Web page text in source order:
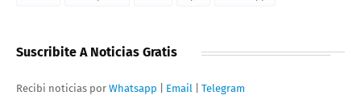
Suscribite A Noticias Gratis
Recibi noticias por Whatsapp Email Telegram